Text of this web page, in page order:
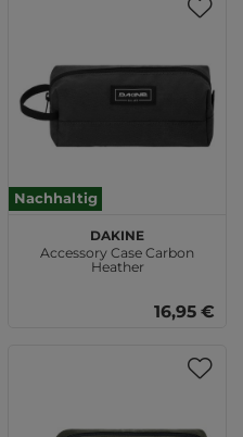
Nachhaltig
DAKINE
Accessory Case Carbon
Heather
16,95 €